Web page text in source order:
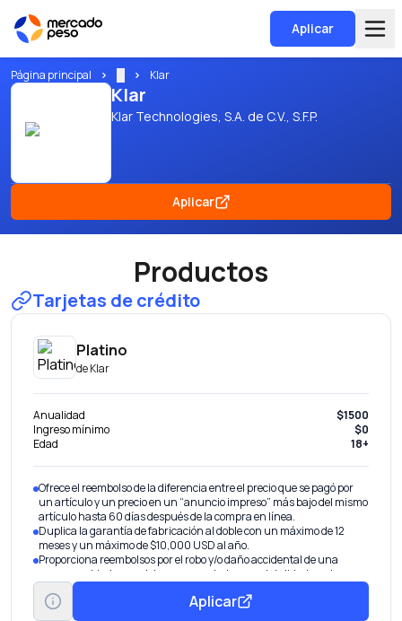
Aplicar
Página principal Klar
Klar
Klar Technologies, S.A. de C.V., S.F.P.
Aplicar
Productos
Tarjetas de crédito
Platino
deKlar
Anualidad
$1500
Ingreso mínimo
$0
Edad
18+
Ofrece el reembolso de la diferencia entre el precio que se pagó por
un artículo y un precio en un “anuncio impreso” más bajo del mismo
artículo hasta 60 días después de la compra en línea.
Duplica la garantía de fabricación al doble con un máximo de 12
meses y un máximo de $10,000 USD al año.
Proporciona reembolsos por el robo y/o daño accidental de una
compra cubierta que debe ser cancelada en su totalidad con la
tarjeta Mastercard.
Aplicar